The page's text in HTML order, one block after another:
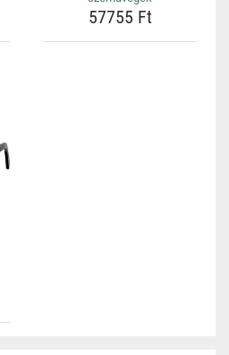
57755 Ft